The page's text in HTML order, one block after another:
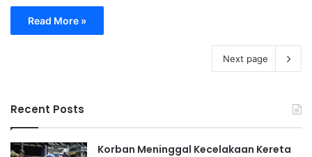
Read More »
Next page
Recent Posts
Korban Meninggal Kecelakaan Kereta